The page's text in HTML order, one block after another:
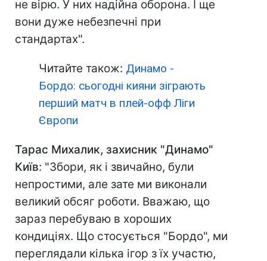
не вірю. У них надійна оборона. І ще
вони дуже небезпечні при
стандартах".
Читайте також: Динамо -
Бордо: сьогодні кияни зіграють
перший матч в плей-офф Ліги
Європи
Тарас Михалик, захисник "Динамо"
Київ: "Збори, як і звичайно, були
непростими, але зате ми виконали
великий обсяг роботи. Вважаю, що
зараз перебуваю в хороших
кондиціях. Що стосується "Бордо", ми
переглядали кілька ігор з їх участю,